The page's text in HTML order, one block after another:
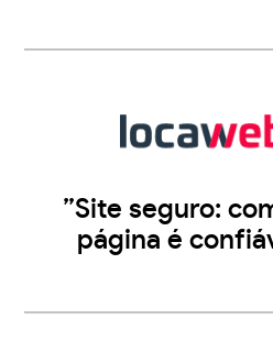
”Site seguro:
página é